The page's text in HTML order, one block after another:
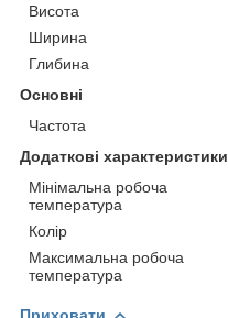
Висота
Ширина
Глибина
Основні
Частота
Додаткові характеристики
Мінімальна робоча
температура
Колір
Максимальна робоча
температура
Приховати